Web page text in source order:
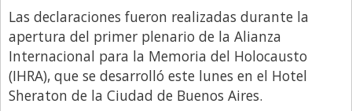
País
Política
Publicidad y Marketing
Real Estate y Propiedades
Las declaraciones fueron realizadas durante la
apertura del primer plenario de la Alianza
Internacional para la Memoria del Holocausto
(IHRA), que se desarrolló este lunes en el Hotel
Sheraton de la Ciudad de Buenos Aires.